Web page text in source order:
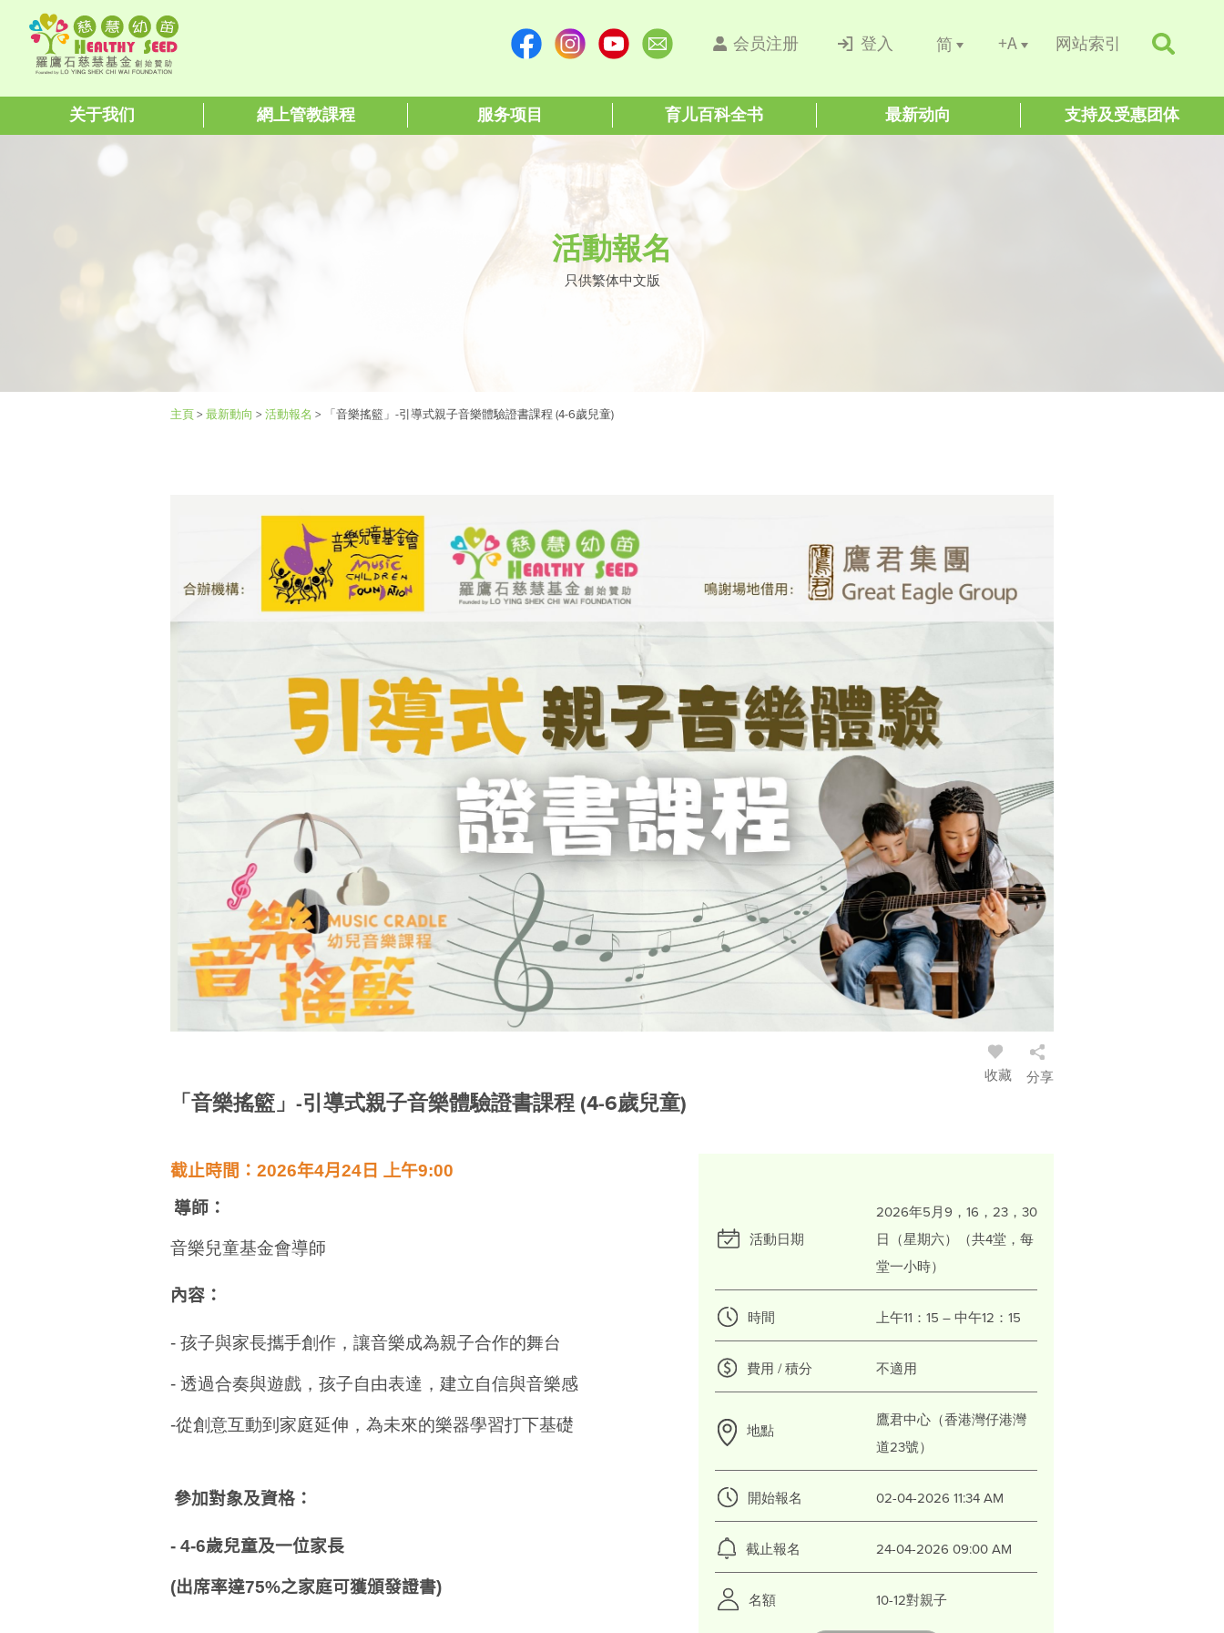
会员注册 登入 简 +A 网站索引
关于我们 網上管教課程 服务项目 育儿百科全书 最新动向 支持及受惠团体
活動報名
只供繁体中文版
主頁> 最新動向 > 活動報名 > 「音樂搖籃」-引導式親子音樂體驗證書課程 (4-6歲兒童)
收藏 分享
「音樂搖籃」-引導式親子音樂體驗證書課程 (4-6歲兒童)
截止時間： 2026年4月24 日 上午9:00
導師：
音樂兒童基金會導師
內容：
- 孩子與家長攜手創作，讓音樂成為親子合作的舞台
- 透過合奏與遊戲，孩子自由表達，建立自信與音樂感
-從創意互動到家庭延伸，為未來的樂器學習打下基礎
參加對象及資格：
- 4-6歲兒童及一位家長
(出席率達75%之家庭可獲頒發證書)
活動日期
2026年5月9，16，23，30
日（星期六）（共4堂，每
堂一小時）
時間 上午11：15 – 中午12：15
費用 / 積分 不適用
地點
鷹君中心（香港灣仔港灣
道23號）
開始報名 02-04-2026 11:34 AM
截止報名 24-04-2026 09:00 AM
名額 10-12對親子